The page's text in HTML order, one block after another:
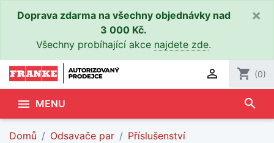
Doprava zdarma na všechny objednávky nad
3 000 Kč.
Všechny probíhající akce najdete zde.
×
 shopping_cart (0)
 MENU search
Domů Odsavače par
Příslušenství